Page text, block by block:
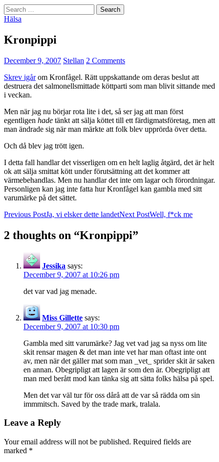
Search
for:
Hälsa
Kronpippi
December 9, 2007 Stellan 2 Comments
Skrev igårom Kronfågel. Rätt uppskattande om deras beslut att
destruera det salmonellsmittade köttparti som man blivit sittande med
i veckan.
Men när jag nu börjar rota lite i det, så ser jag att man först
egentligen hade tänkt att sälja köttet till ett färdigmatsföretag, men att
man ändrade sig när man märkte att folk blev upprörda över detta.
Och då blev jag trött igen.
I detta fall handlar det visserligen om en helt laglig åtgärd, det är helt
ok att sälja smittat kött under förutsättning att det kommer att
värmebehandlas. Men nu handlar det inte om lagar och förordningar.
Personligen kan jag inte fatta hur Kronfågel kan gambla med sitt
varumärke på det sättet.
Post
navigation
Previous PostJa, vi elsker dette landetNext PostWell, f*ck me
2 thoughts on “Kronpippi”
Jessika says:
December 9, 2007 at 10:26 pm
det var vad jag menade.
Miss Gillette says:
December 9, 2007 at 10:30 pm
Gambla med sitt varumärke? Jag vet vad jag sa nyss om lite
skit rensar magen & det man inte vet har man oftast inte ont
av, men när det gäller mat som man _vet_ sprider skit är saken
en annan. Obegripligt att lagen är som den är. Obegripligt att
man med berått mod kan tänka sig att sätta folks hälsa på spel.
Men det var väl tur för oss dårå att de var så rädda om sin
immmitsch. Saved by the trade mark, tralala.
Leave a Reply
Your email address will not be published. Required fields are
marked *